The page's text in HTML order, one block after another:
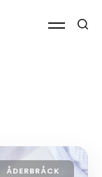
ÅDERBRÅCK